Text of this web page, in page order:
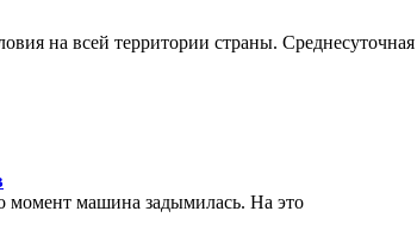
на всей территории страны. Среднесуточная
момент машина задымилась. На это